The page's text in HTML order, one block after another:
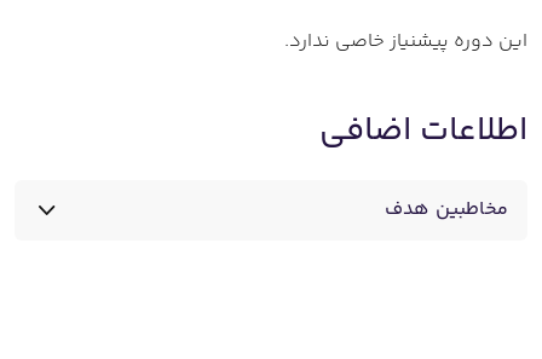
این دوره پیشنیاز خاصی ندارد.
اطلاعات اضافی
مخاطبین هدف